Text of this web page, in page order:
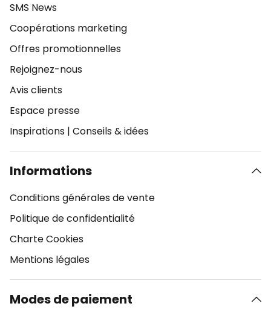
SMS News
Coopérations marketing
Offres promotionnelles
Rejoignez-nous
Avis clients
Espace presse
Inspirations | Conseils & idées
Informations
Conditions générales de vente
Politique de confidentialité
Charte Cookies
Mentions légales
Modes de paiement